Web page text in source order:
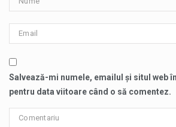
Salvează-mi numele, emailul și situl web
pentru data viitoare când o să comentez.